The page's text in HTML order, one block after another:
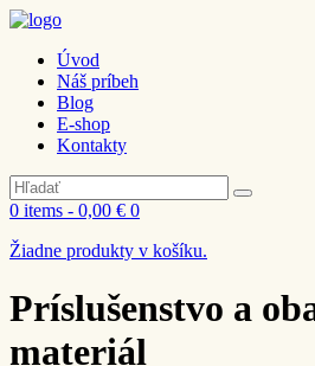
Úvod
Náš príbeh
Blog
E-shop
Kontakty
0 items - 0,00 € 0
Žiadne produkty v košíku.
Príslušenstvo a
materiál